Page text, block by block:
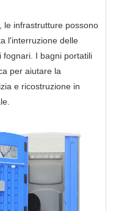
le infrastrutture possono
l'interruzione delle
fognari. I bagni portatili
per aiutare la
e ricostruzione in